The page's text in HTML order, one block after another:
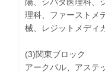
理科、ファーストメ
械、レジットメディ
(3)関東ブロック
アークパル、アステ